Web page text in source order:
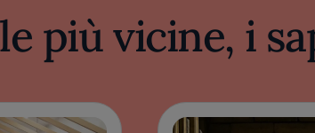
più vicine, i